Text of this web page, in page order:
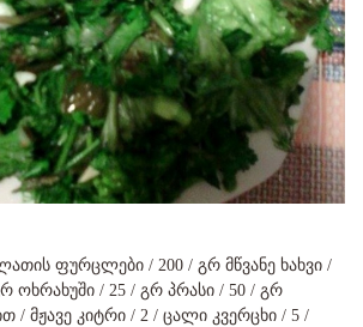
ფურცლები / 200 / გრ მწვანე ხახვი /
ოხრახუში / 25 / გრ პრასი / 50 / გრ
/ მჟავე კიტრი / 2 / ცალი კვერცხი / 5 /